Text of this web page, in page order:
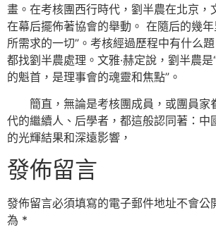
畫。在考核團西行時代，劉半農在北京，
在幕后擺佈著協會的舉動。 在隨后的幾
所需求的一切”。考核經過歷程中有什么
都找劉半農處理。文雅·赫定說，劉半農
的魁首，是理事會的魂靈和焦點”。
簡直，無論是考核團成員，或團員家
代的繼續人、后學者，都這般認同著：中
的光輝結果和深遠影響，
發佈留言
發佈留言必須填寫的電子郵件地址不會公
為 *